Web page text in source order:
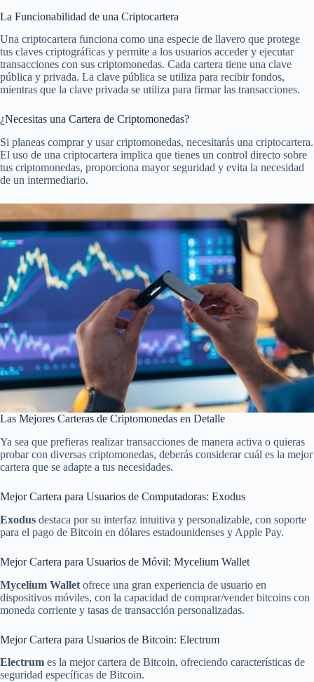
La Funcionabilidad de una Criptocartera
Una criptocartera funciona como una especie de llavero que protege
tus claves criptográficas y permite a los usuarios acceder y ejecutar
transacciones con sus criptomonedas. Cada cartera tiene una clave
pública y privada. La clave pública se utiliza para recibir fondos,
mientras que la clave privada se utiliza para firmar las transacciones.
¿Necesitas una Cartera de Criptomonedas?
Si planeas comprar y usar criptomonedas, necesitarás una criptocartera.
El uso de una criptocartera implica que tienes un control directo sobre
tus criptomonedas, proporciona mayor seguridad y evita la necesidad
de un intermediario.
Las Mejores Carteras de Criptomonedas en Detalle
Ya sea que prefieras realizar transacciones de manera activa o quieras
probar con diversas criptomonedas, deberás considerar cuál es la mejor
cartera que se adapte a tus necesidades.
Mejor Cartera para Usuarios de Computadoras: Exodus
Exodus destaca por su interfaz intuitiva y personalizable, con soporte
para el pago de Bitcoin en dólares estadounidenses y Apple Pay.
Mejor Cartera para Usuarios de Móvil: Mycelium Wallet
Mycelium Wallet ofrece una gran experiencia de usuario en
dispositivos móviles, con la capacidad de comprar/vender bitcoins con
moneda corriente y tasas de transacción personalizadas.
Mejor Cartera para Usuarios de Bitcoin: Electrum
Electrum es la mejor cartera de Bitcoin, ofreciendo características de
seguridad específicas de Bitcoin.